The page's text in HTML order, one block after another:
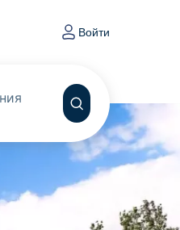
Войти